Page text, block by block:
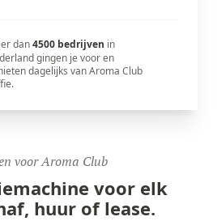
dan4500 bedrijven in
gingen je voor en
dagelijks van Aroma Club
voor Aroma Club
voor elk
huur of lease.